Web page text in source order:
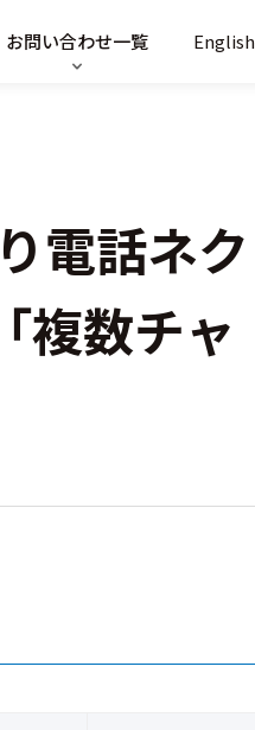
お問い合わせ一覧 English
電話ネク
複数チャ